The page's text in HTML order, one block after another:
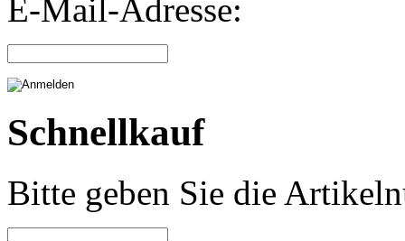
E-Mail-Adresse:
Schnellkauf
Bitte geben Sie die